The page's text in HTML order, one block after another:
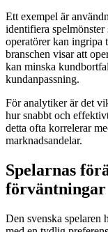
Ett exempel är
identifiera
operatörer kan ingripa
branschen visar att
kan minska
kundanpassning.
För analytiker är det
hur snabbt och
detta ofta korrelerar
marknadsandelar.
Spelarnas
förväntningar
Den svenska spelaren